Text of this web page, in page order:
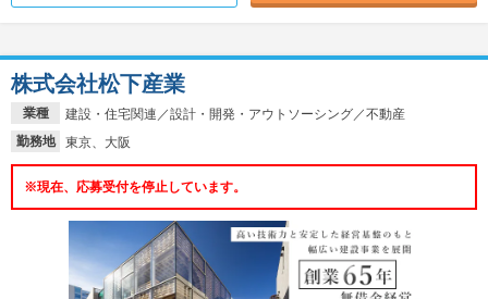
業種
建設・住宅関連／設計・開発・アウトソーシング／不動産
勤務地
東京、大阪
株式会社松下産業
※現在、応募受付を停止しています。